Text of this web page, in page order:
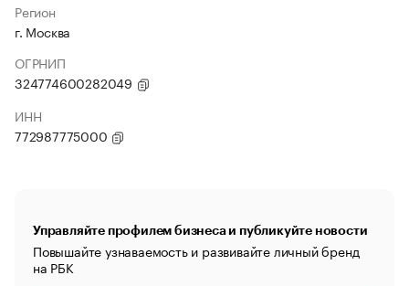
Регион
г. Москва
ОГРНИП
324774600282049
ИНН
772987775000
Управляйте профилем бизнеса и публикуйте новости
Повышайте узнаваемость и развивайте личный бренд
на РБК